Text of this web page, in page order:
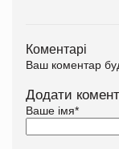
Коментарі
Ваш коментар
Додати
Ваше імя*